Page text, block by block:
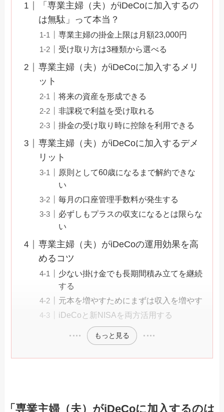
「専業主婦（夫）がiDeCoに加入するの
は無駄」って本当？
専業主婦の掛金上限は月額23,000円
受け取り方は3種類から選べる
専業主婦（夫）がiDeCoに加入するメリ
ット
将来の資産を形成できる
非課税で利益を受け取れる
掛金の受け取り時に控除を利用できる
専業主婦（夫）がiDeCoに加入するデメ
リット
原則として60歳になるまで解約できな
い
毎月の口座管理手数料が発生する
必ずしもプラスの収支になるとは限らな
い
専業主婦（夫）がiDeCoの運用効果を高
めるコツ
少ない掛け金でも長期間積み立てを継続
する
元本を増やすためにまずは収入を増やす
iDeCoと新NISAを両方活用する
もっと見る
「専業主婦（夫）がiDeCoに加入するのは